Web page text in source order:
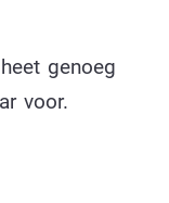
genoeg
voor.